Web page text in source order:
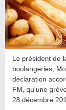
Le président de
boulangeries,
déclaration
FM, qu'une
28 décembre